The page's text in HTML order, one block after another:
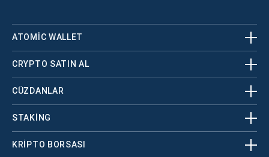
ATOMIC WALLET
CRYPTO SATIN AL
CÜZDANLAR
STAKING
KRİPTO BORSASI